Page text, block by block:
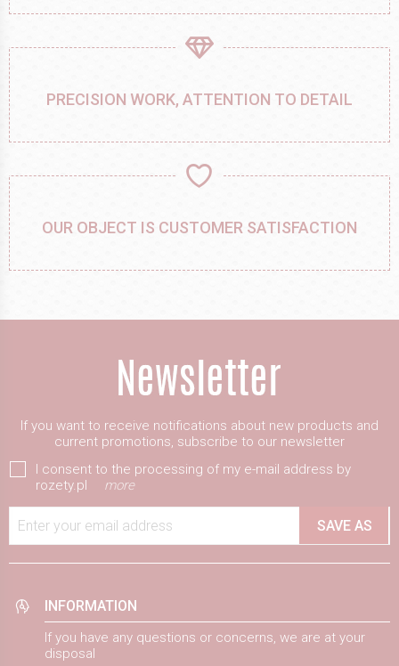
PRECISION WORK, ATTENTION TO DETAIL
OUR OBJECT IS CUSTOMER SATISFACTION
If you want to receive notifications about new products and
current promotions, subscribe to our newsletter
I consent to the processing of my e-mail address by
rozety.pl
more
Enter your email address SAVE AS
INFORMATION
If you have any questions or concerns, we are at your
disposal